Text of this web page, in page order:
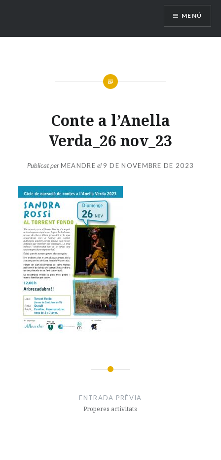
MENÚ
Conte a l’Anella
Verda_26 nov_23
Publicat perMEANDRE el 9 DE NOVEMBRE DE 2023
ENTRADA PRÈVIA
Properes activitats